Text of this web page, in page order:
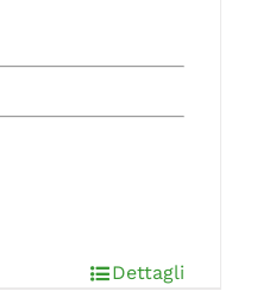
Dettagli